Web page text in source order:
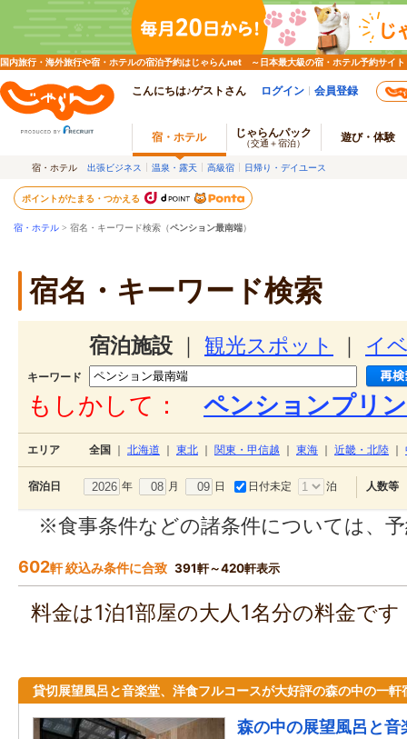
国内旅行・海外旅行や宿・ホテルの宿泊予約はじゃらんnet ～日本最大級の宿・ホテル予約サイト
こんにちは♪ゲストさん ログイン 会員登録
宿・ホテル じゃらんパック
（交通＋宿泊） 遊び・体験
宿・ホテル 出張ビジネス 温泉・露天 高級宿 日帰り・デイユース
ポイントがたまる・つかえる
宿・ホテル > 宿名・キーワード検索（ペンション最南端）
宿名・キーワード検索
宿泊施設 観光スポット イ
キーワード
もしかして： ペンションプリ
エリア 全国 北海道 東北 関東・甲信越 東海 近畿・北陸
宿泊日 年 月 日 日付未定 泊 人数等
※食事条件などの諸条件については、
602軒 絞込み条件に合致 391軒～420軒表示
料金は1泊1部屋の大人1名分の料金で
貸切展望風呂と音楽堂、洋食フルコースが大好評の森の中の一軒
森の中の展望風呂と